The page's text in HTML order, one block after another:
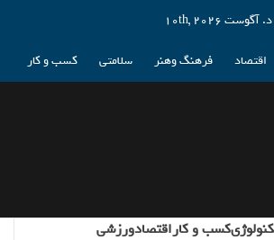
د. آگوست 10th, 2026
اقتصاد فرهنگ وهنر سلامتی کسب و کار
کسب و کاراقتصادورزشی